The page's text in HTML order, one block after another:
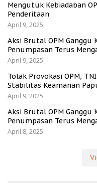
Mengutuk Kebiadaban
Penderitaan
April 9, 2025
Aksi Brutal OPM Ganggu
Penumpasan Terus
April 9, 2025
Tolak Provokasi OPM,
Stabilitas Keamanan
April 9, 2025
Aksi Brutal OPM Ganggu
Penumpasan Terus
April 8, 2025